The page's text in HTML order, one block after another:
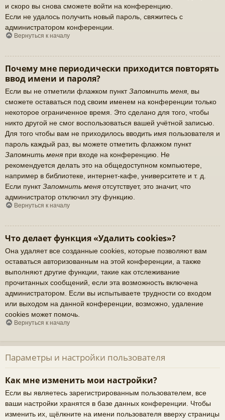
и скоро вы снова сможете войти на конференцию.
Если не удалось получить новый пароль, свяжитесь с
администратором конференции.
Вернуться к началу
Почему мне периодически приходится повторять
ввод имени и пароля?
Если вы не отметили флажком пунктЗапомнить меня , вы
сможете оставаться под своим именем на конференции только
некоторое ограниченное время. Это сделано для того, чтобы
никто другой не смог воспользоваться вашей учётной записью.
Для того чтобы вам не приходилось вводить имя пользователя и
пароль каждый раз, вы можете отметить флажком пункт
Запомнить меня при входе на конференцию. Не
рекомендуется делать это на общедоступном компьютере,
например в библиотеке, интернет-кафе, университете и т. д.
Если пунктЗапомнить меня отсутствует, это значит, что
администратор отключил эту функцию.
Вернуться к началу
Что делает функция «Удалить cookies»?
Она удаляет все созданные cookies, которые позволяют вам
оставаться авторизованным на этой конференции, а также
выполняют другие функции, такие как отслеживание
прочитанных сообщений, если эта возможность включена
администратором. Если вы испытываете трудности со входом
или выходом на данной конференции, возможно, удаление
cookies может помочь.
Вернуться к началу
Параметры и настройки пользователя
Как мне изменить мои настройки?
Если вы являетесь зарегистрированным пользователем, все
ваши настройки хранятся в базе данных конференции. Чтобы
изменить их, щёлкните на имени пользователя вверху страницы